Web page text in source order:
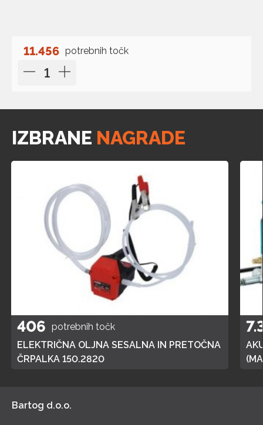
11.456 potrebnih točk
IZBRANE NAGRADE
406 potrebnih točk
ELEKTRIČNA OLJNA SESALNA IN PRETOČNA
ČRPALKA 150.2820
Bartog d.o.o.